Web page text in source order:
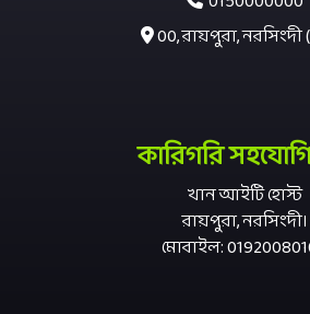
00, রায়পুরা, নরসিংদী
কারিগরি
খান আইটি হোস্ট
রায়পুরা, নরসিংদী।
মোবাইল: